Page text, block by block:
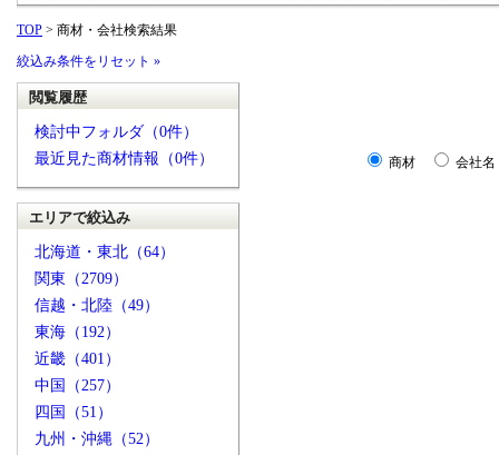
TOP > 商材・会社検索結果
絞込み条件をリセット »
閲覧履歴
検討中フォルダ（0件）
最近見た商材情報（0件）
エリアで絞込み
北海道・東北（64）
関東（2709）
信越・北陸（49）
東海（192）
近畿（401）
中国（257）
四国（51）
九州・沖縄（52）
商材 会社名